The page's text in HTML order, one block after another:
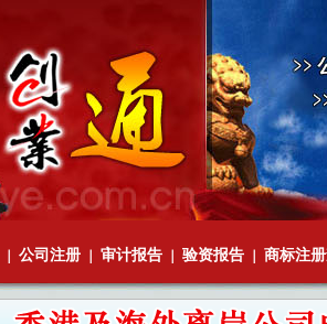
｜公司注册 ｜审计报告 ｜验资报告 商标注